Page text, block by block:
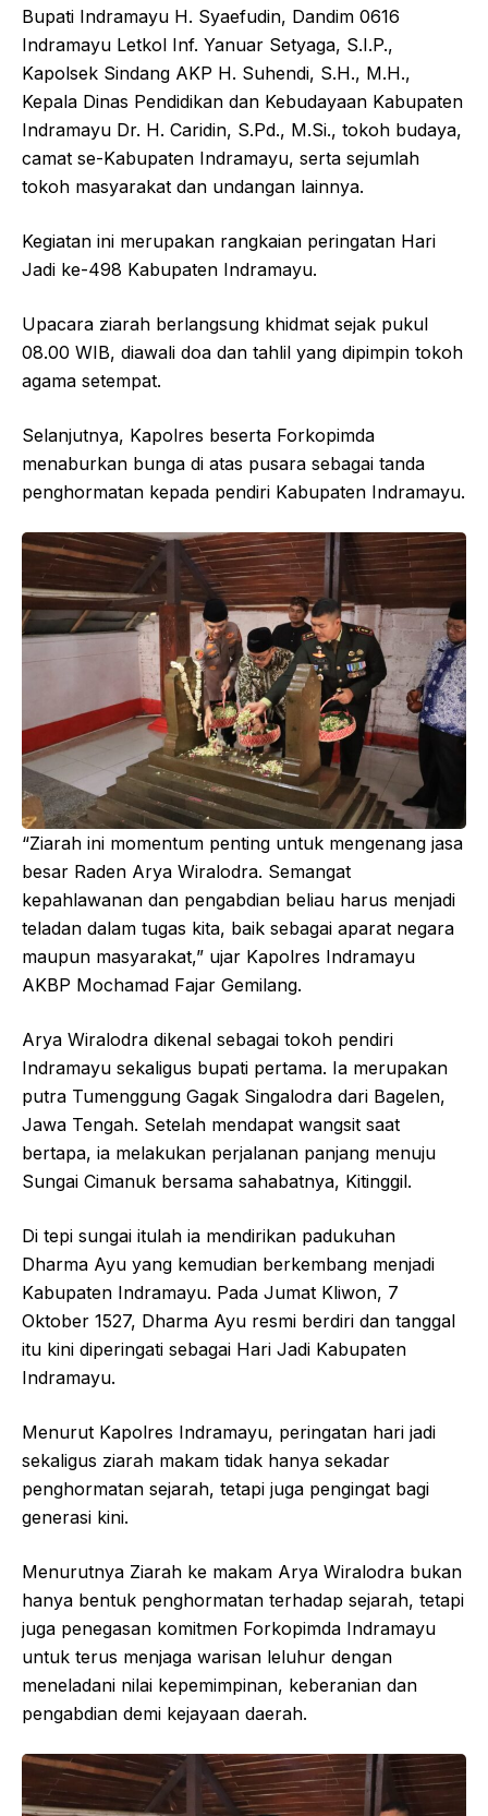
Bupati Indramayu H. Syaefudin, Dandim 0616
Indramayu Letkol Inf. Yanuar Setyaga, S.I.P.,
Kapolsek Sindang AKP H. Suhendi, S.H., M.H.,
Kepala Dinas Pendidikan dan Kebudayaan Kabupaten
Indramayu Dr. H. Caridin, S.Pd., M.Si., tokoh budaya,
camat se-Kabupaten Indramayu, serta sejumlah
tokoh masyarakat dan undangan lainnya.
Kegiatan ini merupakan rangkaian peringatan Hari
Jadi ke-498 Kabupaten Indramayu.
Upacara ziarah berlangsung khidmat sejak pukul
08.00 WIB, diawali doa dan tahlil yang dipimpin tokoh
agama setempat.
Selanjutnya, Kapolres beserta Forkopimda
menaburkan bunga di atas pusara sebagai tanda
penghormatan kepada pendiri Kabupaten Indramayu.
“Ziarah ini momentum penting untuk mengenang jasa
besar Raden Arya Wiralodra. Semangat
kepahlawanan dan pengabdian beliau harus menjadi
teladan dalam tugas kita, baik sebagai aparat negara
maupun masyarakat,” ujar Kapolres Indramayu
AKBP Mochamad Fajar Gemilang.
Arya Wiralodra dikenal sebagai tokoh pendiri
Indramayu sekaligus bupati pertama. Ia merupakan
putra Tumenggung Gagak Singalodra dari Bagelen,
Jawa Tengah. Setelah mendapat wangsit saat
bertapa, ia melakukan perjalanan panjang menuju
Sungai Cimanuk bersama sahabatnya, Kitinggil.
Di tepi sungai itulah ia mendirikan padukuhan
Dharma Ayu yang kemudian berkembang menjadi
Kabupaten Indramayu. Pada Jumat Kliwon, 7
Oktober 1527, Dharma Ayu resmi berdiri dan tanggal
itu kini diperingati sebagai Hari Jadi Kabupaten
Indramayu.
Menurut Kapolres Indramayu, peringatan hari jadi
sekaligus ziarah makam tidak hanya sekadar
penghormatan sejarah, tetapi juga pengingat bagi
generasi kini.
Menurutnya Ziarah ke makam Arya Wiralodra bukan
hanya bentuk penghormatan terhadap sejarah, tetapi
juga penegasan komitmen Forkopimda Indramayu
untuk terus menjaga warisan leluhur dengan
meneladani nilai kepemimpinan, keberanian dan
pengabdian demi kejayaan daerah.